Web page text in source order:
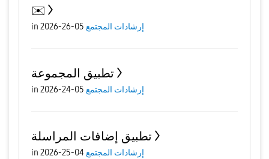
✉️
in إرشادات المجتمع 05-26-2026
تطبيق المجموعة
in إرشادات المجتمع 05-24-2026
تطبيق إضافات المراسلة
in إرشادات المجتمع04-25-2026